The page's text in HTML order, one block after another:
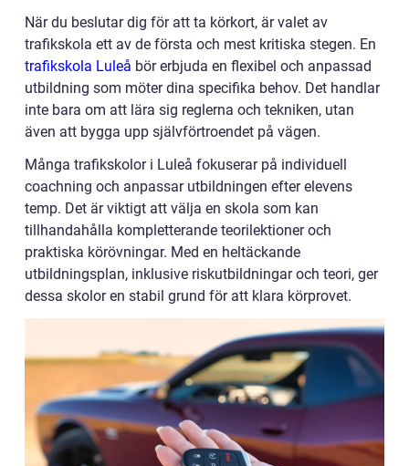
När du beslutar dig för att ta körkort, är valet av
trafikskola ett av de första och mest kritiska stegen. En
trafikskola Luleå bör erbjuda en flexibel och anpassad
utbildning som möter dina specifika behov. Det handlar
inte bara om att lära sig reglerna och tekniken, utan
även att bygga upp självförtroendet på vägen.
Många trafikskolor i Luleå fokuserar på individuell
coachning och anpassar utbildningen efter elevens
temp. Det är viktigt att välja en skola som kan
tillhandahålla kompletterande teorilektioner och
praktiska körövningar. Med en heltäckande
utbildningsplan, inklusive riskutbildningar och teori, ger
dessa skolor en stabil grund för att klara körprovet.